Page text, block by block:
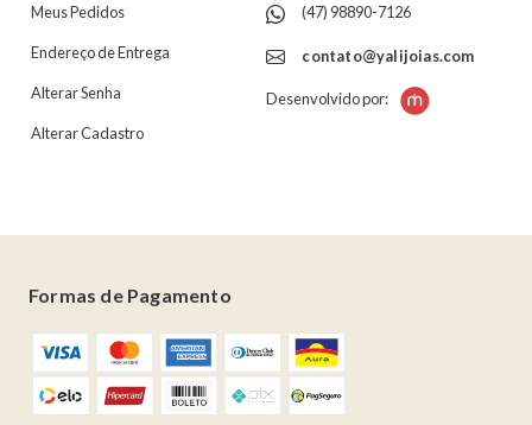
Formas de Pagamento
Meus Pedidos
Endereço de Entrega
Alterar Senha
Alterar Cadastro
(47) 98890-7126
contato@yalijoias.com
Desenvolvido por: